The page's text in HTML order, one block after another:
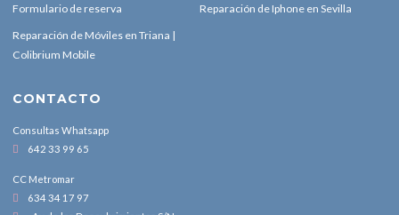
Formulario de reserva Reparación de Iphone en Sevilla
Reparación de Móviles en Triana |
Colibrium Mobile
CONTACTO
Consultas Whatsapp
642 33 99 65
CC Metromar
634 34 17 97